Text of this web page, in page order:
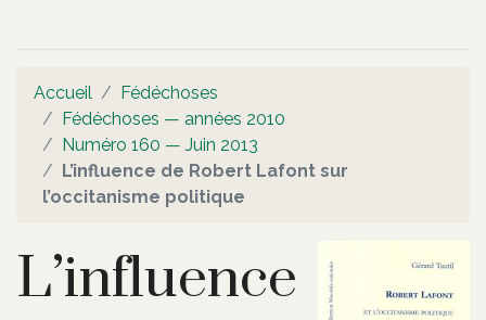
Accueil
Fédéchoses
Fédéchoses — années 2010
Numéro 160 — Juin 2013
L’influence de Robert Lafont sur
l’occitanisme politique
L’influence